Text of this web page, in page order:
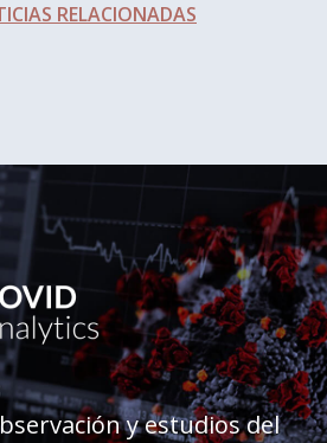
RELACIONADAS
y estudios del